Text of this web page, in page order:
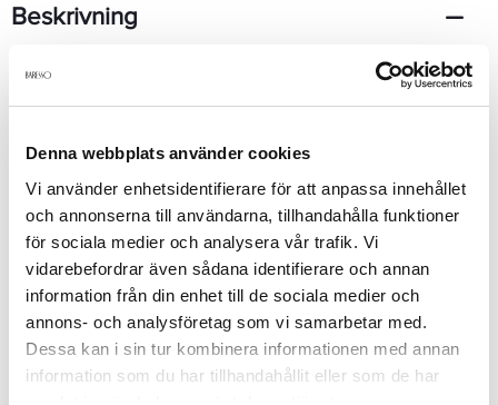
Denna webbplats använder cookies
Vi använder enhetsidentifierare för att anpassa innehållet
och annonserna till användarna, tillhandahålla funktioner
för sociala medier och analysera vår trafik. Vi
vidarebefordrar även sådana identifierare och annan
information från din enhet till de sociala medier och
annons- och analysföretag som vi samarbetar med.
Dessa kan i sin tur kombinera informationen med annan
information som du har tillhandahållit eller som de har
Beskrivning
Thierry Mugler Angel edp innehåller inga blommor utan är
byggd efter Muglers barndomsminnen. I toppen finns härliga
ljuvliga sammansättning av blåhallon, persika, röda bär, och söt
honung.100ml
Produktdetaljer
Recensioner